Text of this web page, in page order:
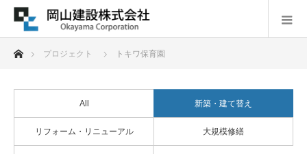
ホームプロジェクト トキワ保育園
All 新築・建て替え
リフォーム・リニューアル 大規模修繕